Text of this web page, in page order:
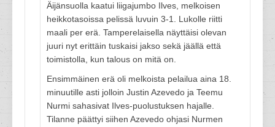
Äijänsuolla kaatui liigajumbo Ilves, melkoisen
heikkotasoissa pelissä luvuin 3-1. Lukolle riitti
maali per erä. Tamperelaisella näyttäisi olevan
juuri nyt erittäin tuskaisi jakso sekä jäällä että
toimistolla, kun talous on mitä on.
Ensimmäinen erä oli melkoista pelailua aina 18.
minuutille asti jolloin Justin Azevedo ja Teemu
Nurmi sahasivat Ilves-puolustuksen hajalle.
Tilanne päättyi siihen Azevedo ohjasi Nurmen